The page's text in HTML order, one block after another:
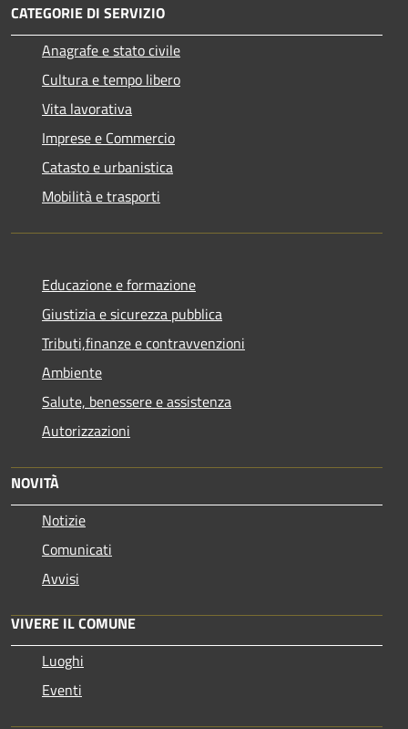
CATEGORIE DI SERVIZIO
Anagrafe e stato civile
Cultura e tempo libero
Vita lavorativa
Imprese e Commercio
Catasto e urbanistica
Mobilità e trasporti
Educazione e formazione
Giustizia e sicurezza pubblica
Tributi,finanze e contravvenzioni
Ambiente
Salute, benessere e assistenza
Autorizzazioni
NOVITÀ
Notizie
Comunicati
Avvisi
VIVERE IL COMUNE
Luoghi
Eventi